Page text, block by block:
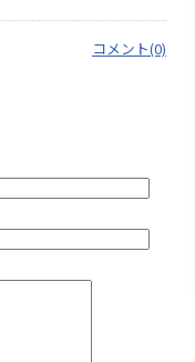
コメント(0)